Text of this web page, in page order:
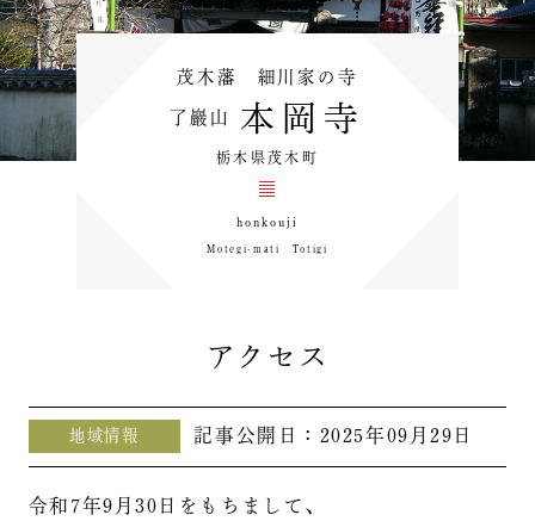
茂木藩 細川家の寺
了巖山 本岡寺
栃木県茂木町
honkouji
Motegi-mati Totigi
アクセス
地域情報 記事公開日： 2025年09月29日
令和7年9月30日をもちまして、